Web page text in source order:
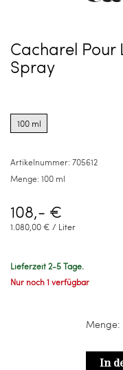
Cacharel Pour
Spray
options
for
100 ml
Artikelnummer: 705612
Menge: 100 ml
108,- €
1.080,00 € / Liter
Lieferzeit 2-5 Tage.
Nur noch 1 verfügbar
Menge:
In